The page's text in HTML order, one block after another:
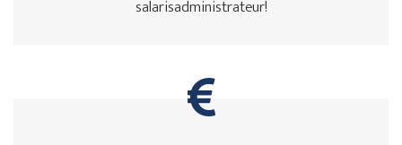
salarisadministrateur!